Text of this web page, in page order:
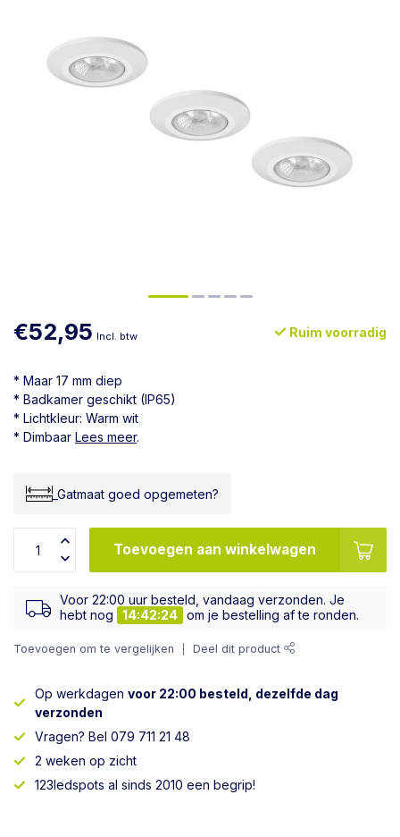
€52,95 Incl. btw Ruim voorradig
* Maar 17 mm diep
* Badkamer geschikt (IP65)
* Lichtkleur: Warm wit
* Dimbaar Lees meer.
_Gatmaat goed opgemeten?
Toevoegen aan winkelwagen
Voor 22:00 uur besteld, vandaag verzonden. Je
hebt nog
14:42:23 om je bestelling af te ronden.
Toevoegen om te vergelijken Deel dit product
Op werkdagen voor 22:00 besteld, dezelfde dag
verzonden
Vragen? Bel 079 711 21 48
2 weken op zicht
123ledspots al sinds 2010 een begrip!